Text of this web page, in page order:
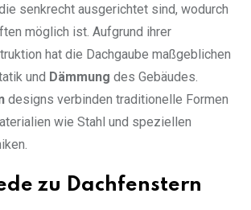
senkrecht ausgerichtet sind, wodurch
möglich ist. Aufgrund ihrer
hat die Dachgaube maßgeblichen
und Dämmung des Gebäudes.
designs verbinden traditionelle Formen
wie Stahl und speziellen
zu Dachfenstern